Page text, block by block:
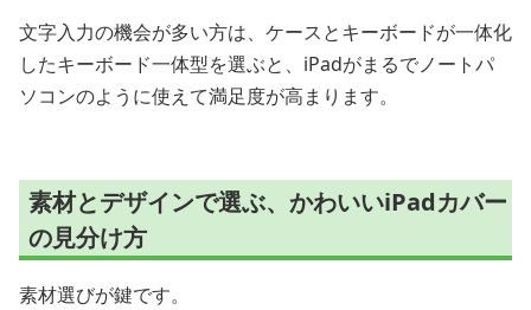
文字入力の機会が多い方は、ケースとキーボードが一体化
したキーボード一体型を選ぶと、iPadがまるでノートパ
ソコンのように使えて満足度が高まります。
素材とデザインで選ぶ、かわいいiPadカバー
の見分け方
素材選びが鍵です。